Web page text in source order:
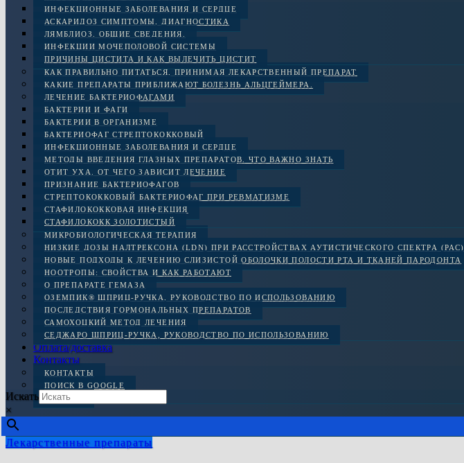
ИНФЕКЦИОННЫЕ ЗАБОЛЕВАНИЯ И СЕРДЦЕ
АСКАРИДОЗ СИМПТОМЫ, ДИАГНОСТИКА
ЛЯМБЛИОЗ. ОБЩИЕ СВЕДЕНИЯ.
ИНФЕКЦИИ МОЧЕПОЛОВОЙ СИСТЕМЫ
ПРИЧИНЫ ЦИСТИТА И КАК ВЫЛЕЧИТЬ ЦИСТИТ
КАК ПРАВИЛЬНО ПИТАТЬСЯ, ПРИНИМАЯ ЛЕКАРСТВЕННЫЙ ПРЕПАРАТ
КАКИЕ ПРЕПАРАТЫ ПРИБЛИЖАЮТ БОЛЕЗНЬ АЛЬЦГЕЙМЕРА.
ЛЕЧЕНИЕ БАКТЕРИОФАГАМИ
БАКТЕРИИ И ФАГИ
БАКТЕРИИ В ОРГАНИЗМЕ
БАКТЕРИОФАГ СТРЕПТОКОККОВЫЙ
ИНФЕКЦИОННЫЕ ЗАБОЛЕВАНИЯ И СЕРДЦЕ
МЕТОДЫ ВВЕДЕНИЯ ГЛАЗНЫХ ПРЕПАРАТОВ. ЧТО ВАЖНО ЗНАТЬ
ОТИТ УХА. ОТ ЧЕГО ЗАВИСИТ ЛЕЧЕНИЕ
ПРИЗНАНИЕ БАКТЕРИОФАГОВ
СТРЕПТОКОККОВЫЙ БАКТЕРИОФАГ ПРИ РЕВМАТИЗМЕ
СТАФИЛОКОККОВАЯ ИНФЕКЦИЯ
СТАФИЛОКОКК ЗОЛОТИСТЫЙ
МИКРОБИОЛОГИЧЕСКАЯ ТЕРАПИЯ
НИЗКИЕ ДОЗЫ НАЛТРЕКСОНА (LDN) ПРИ РАССТРОЙСТВАХ АУТИСТИЧЕСКОГО СПЕКТРА (РАС)
НОВЫЕ ПОДХОДЫ К ЛЕЧЕНИЮ СЛИЗИСТОЙ ОБОЛОЧКИ ПОЛОСТИ РТА И ТКАНЕЙ ПАРОДОНТА
НООТРОПЫ: СВОЙСТВА И КАК РАБОТАЮТ
О ПРЕПАРАТЕ ГЕМАЗА
ОЗЕМПИК® ШПРИЦ-РУЧКА, РУКОВОДСТВО ПО ИСПОЛЬЗОВАНИЮ
ПОСЛЕДСТВИЯ ГОРМОНАЛЬНЫХ ПРЕПАРАТОВ
САМОХОЦКИЙ МЕТОД ЛЕЧЕНИЯ
СЕДЖАРО ШПРИЦ-РУЧКА, РУКОВОДСТВО ПО ИСПОЛЬЗОВАНИЮ
Оплата/доставка
Контакты
КОНТАКТЫ
ПОИСК В GOOGLE
ОТЗЫВЫ
Искать
×
Лекарственные препараты